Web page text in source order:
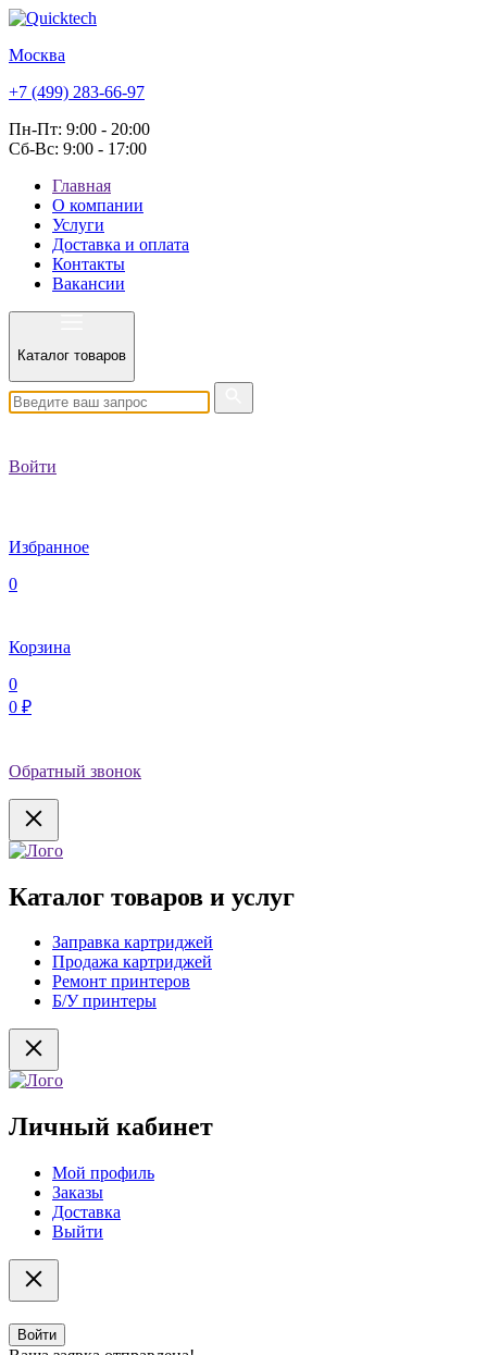
Москва
+7 (499) 283-66-97
Пн-Пт: 9:00 - 20:00
Сб-Вс: 9:00 - 17:00
Главная
О компании
Услуги
Доставка и оплата
Контакты
Вакансии
Каталог товаров
Войти
Избранное
0
Корзина
0
0 ₽
Обратный звонок
Каталог товаров и услуг
Заправка картриджей
Продажа картриджей
Ремонт принтеров
Б/У принтеры
Личный кабинет
Мой профиль
Заказы
Доставка
Выйти
Войти